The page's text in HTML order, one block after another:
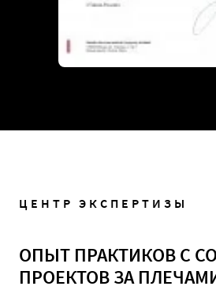
ЦЕНТР ЭКСПЕРТИЗЫ
ОПЫТ ПРАКТИКОВ С
ПРОЕКТОВ ЗА